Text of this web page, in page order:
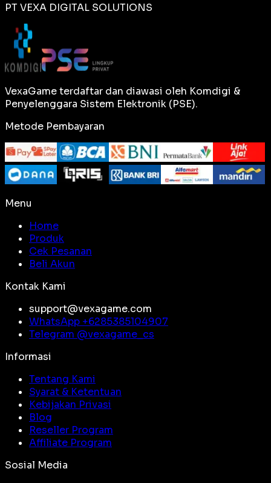
PT VEXA DIGITAL SOLUTIONS
VexaGame terdaftar dan diawasi oleh Komdigi &
Penyelenggara Sistem Elektronik (PSE).
Metode Pembayaran
Menu
Home
Produk
Cek Pesanan
Beli Akun
Kontak Kami
support@vexagame.com
WhatsApp +6285385104907
Telegram @vexagame_cs
Informasi
Tentang Kami
Syarat & Ketentuan
Kebijakan Privasi
Blog
Reseller Program
Affiliate Program
Sosial Media